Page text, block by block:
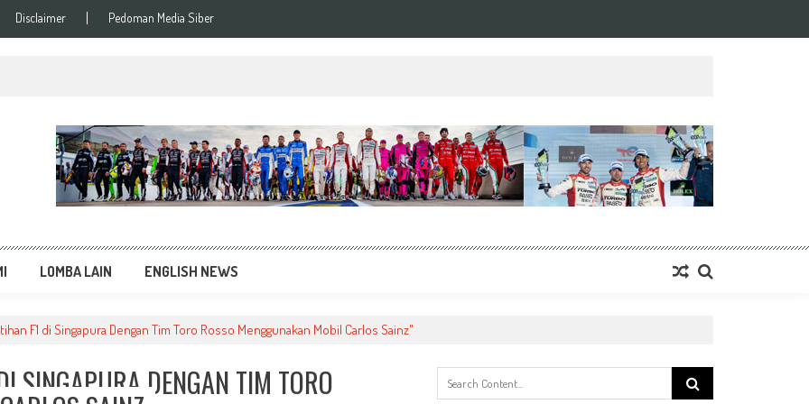
Disclaimer Pedoman Media Siber
Balap Terupdate
LOMBA LAIN ENGLISH NEWS
F1 di Singapura Dengan Tim Toro Rosso Menggunakan Mobil Carlos Sainz"
SINGAPURA DENGAN TIM TORO
Search
for: